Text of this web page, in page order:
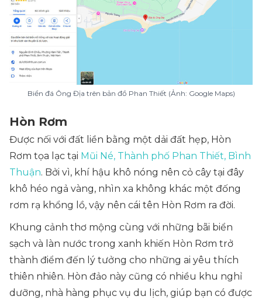
Biển đá Ông Địa trên bản đồ Phan Thiết (Ảnh: Google Maps)
Hòn Rơm
Được nối với đất liền bằng một dải đất hẹp, Hòn
Rơm tọa lạc tại Mũi Né, Thành phố Phan Thiết, Bình
Thuận. Bởi vì, khí hậu khô nóng nên cỏ cây tại đây
khô héo ngả vàng, nhìn xa không khác một đống
rơm rạ khổng lồ, vậy nên cái tên Hòn Rơm ra đời.
Khung cảnh thơ mộng cùng với những bãi biển
sạch và làn nước trong xanh khiến Hòn Rơm trở
thành điểm đến lý tưởng cho những ai yêu thích
thiên nhiên. Hòn đảo này cũng có nhiều khu nghỉ
dưỡng, nhà hàng phục vụ du lịch, giúp bạn có được